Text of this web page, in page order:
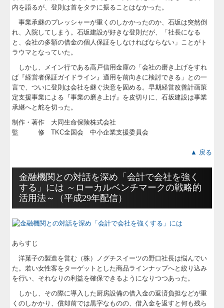
内を語るが、登則は首をタテに振ることはなかった。
事業承継のプレッシャーが重くのしかかったのか、石坂は突然倒
れ、入院してしまう。石坂建設が好きな登則だが、「社長になる
と、会社の多額の借金の個人保証をしなければならない」ことがト
ラウマとなっていた。
しかし、メイン行である高戸信用金庫の「会社の磨き上げをすれ
ば『経営者保証ガイドライン』適用を前向きに検討できる」との一
言で、ついに登則は会社を継ぐ決意を固める。早期経営改善計画策
定支援事業による『事業の磨き上げ』を皮切りに、石坂建設は事業
承継へと舵を切った。
制作・著作 大同生命保険株式会社
監 修 TKC全国会 中小企業支援委員会
▲ 戻る
金融機関との対話を深め「会計で会社を強く
する」には ～ローカルベンチマークの戦略的
活用法～（平成29年配信）
あらすじ
洋菓子の製造を営む（株）ノグチスイーツの野口社長は悩んでい
た。若い女性客をターゲットとした商品ラインナップへと絞り込み
を行い、それなりの利益を確保できるようになりつつあった。
しかし、その際に導入した厨房設備の借入金の返済負担などが重
くのしかかり、償却前では黒字なものの、借入金を返すと何も残ら